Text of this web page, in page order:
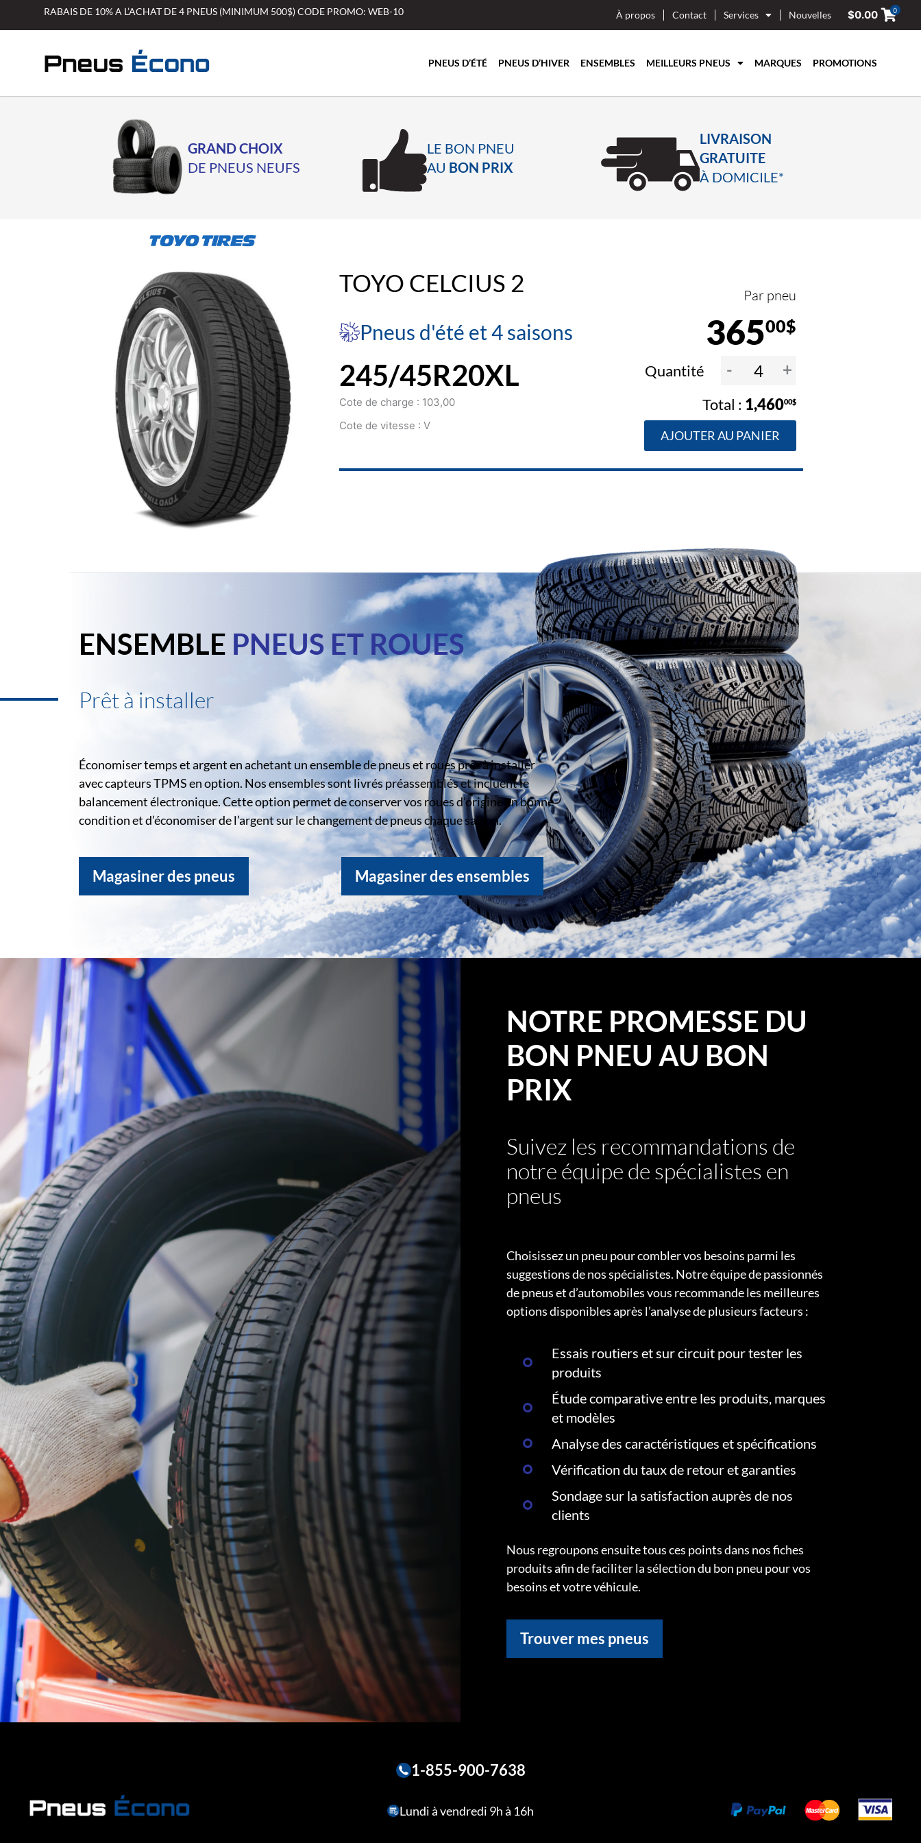
RABAIS DE 10% A L’ACHAT DE 4 PNEUS (MINIMUM 500$) CODE PROMO: WEB-10 À propos Contact Services Nouvelles $0.00 0
PNEUS D’ÉTÉ PNEUS D’HIVER ENSEMBLES MEILLEURS PNEUS MARQUES PROMOTIONS
GRAND CHOIX
DE PNEUS NEUFS
LE BON PNEU
AU BON PRIX
LIVRAISON
GRATUITE
À DOMICILE*
TOYO CELCIUS 2
Pneus d'été et 4 saisons
Par pneu
36500$
245/45R20XL
Cote de charge : 103,00
Cote de vitesse : V
Quantité - +
1,46000$
AJOUTER AU PANIER
ENSEMBLE PNEUS ET ROUES
Prêt à installer
Économiser temps et argent en achetant un ensemble de pneus et roues prêt à installer
avec capteurs TPMS en option. Nos ensembles sont livrés préassemblés et incluent le
balancement électronique. Cette option permet de conserver vos roues d’origine en bonne
condition et d’économiser de l’argent sur le changement de pneus chaque saison.
Magasiner des pneus Magasiner des ensembles
NOTRE PROMESSE DU
BON PNEU AU BON
PRIX
Suivez les recommandations de
notre équipe de spécialistes en
pneus
Choisissez un pneu pour combler vos besoins parmi les
suggestions de nos spécialistes. Notre équipe de passionnés
de pneus et d’automobiles vous recommande les meilleures
options disponibles après l’analyse de plusieurs facteurs :
Essais routiers et sur circuit pour tester les
produits
Étude comparative entre les produits, marques
et modèles
Analyse des caractéristiques et spécifications
Vérification du taux de retour et garanties
Sondage sur la satisfaction auprès de nos
clients
Nous regroupons ensuite tous ces points dans nos fiches
produits afin de faciliter la sélection du bon pneu pour vos
besoins et votre véhicule.
Trouver mes pneus
1-855-900-7638
Lundi à vendredi 9h à 16h